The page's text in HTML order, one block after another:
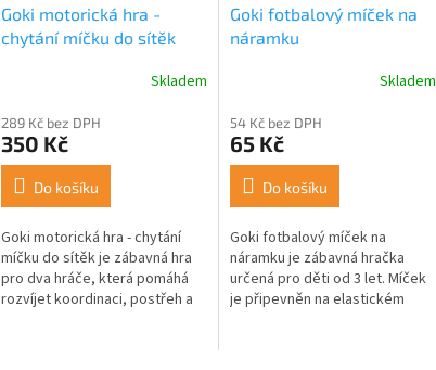
Goki motorická hra -
chytání míčku do sítěk
Skladem
289 Kč bez DPH
350 Kč
Do košíku
Goki motorická hra - chytání
míčku do sítěk je zábavná hra
pro dva hráče, která pomáhá
rozvíjet koordinaci, postřeh a
Goki fotbalový míček na
náramku
Skladem
54 Kč bez DPH
65 Kč
Do košíku
Goki fotbalový míček na
náramku je zábavná hračka
určená pro děti od 3 let. Míček
je připevněn na elastickém